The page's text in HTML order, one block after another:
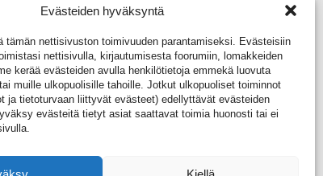
Evästeiden hyväksyntä
tämän nettisivuston toimivuuden parantamiseksi. Evästeisiin
nettisivulla, kirjautumisesta foorumiin, lomakkeiden
kerää evästeiden avulla henkilötietoja emmekä luovuta
muille ulkopuolisille tahoille. Jotkut ulkopuoliset toiminnot
ja tietoturvaan liittyvät evästeet) edellyttävät evästeiden
evästeitä tietyt asiat saattavat toimia huonosti tai ei
2007
2006
2005
2004
2003
2002
2001